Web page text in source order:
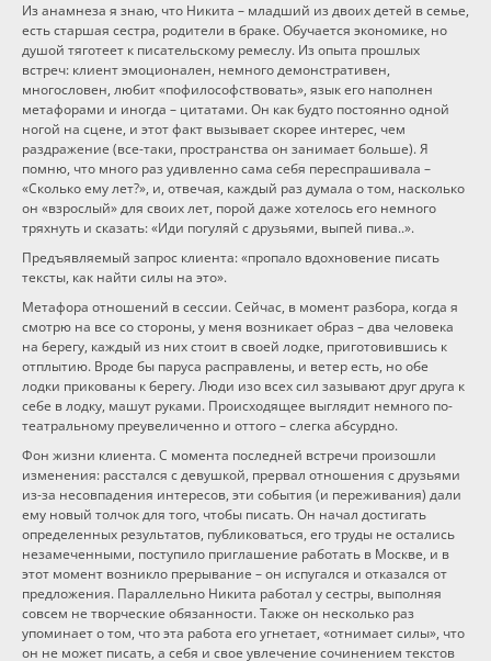
Из анамнеза я знаю, что Никита – младший из двоих детей в семье,
есть старшая сестра, родители в браке. Обучается экономике, но
душой тяготеет к писательскому ремеслу. Из опыта прошлых
встреч: клиент эмоционален, немного демонстративен,
многословен, любит «пофилософствовать», язык его наполнен
метафорами и иногда – цитатами. Он как будто постоянно одной
ногой на сцене, и этот факт вызывает скорее интерес, чем
раздражение (все-таки, пространства он занимает больше). Я
помню, что много раз удивленно сама себя переспрашивала –
«Сколько ему лет?», и, отвечая, каждый раз думала о том, насколько
он «взрослый» для своих лет, порой даже хотелось его немного
тряхнуть и сказать: «Иди погуляй с друзьями, выпей пива..».
Предъявляемый запрос клиента: «пропало вдохновение писать
тексты, как найти силы на это».
Метафора отношений в сессии. Сейчас, в момент разбора, когда я
смотрю на все со стороны, у меня возникает образ – два человека
на берегу, каждый из них стоит в своей лодке, приготовившись к
отплытию. Вроде бы паруса расправлены, и ветер есть, но обе
лодки прикованы к берегу. Люди изо всех сил зазывают друг друга к
себе в лодку, машут руками. Происходящее выглядит немного по-
театральному преувеличенно и оттого – слегка абсурдно.
Фон жизни клиента. С момента последней встречи произошли
изменения: расстался с девушкой, прервал отношения с друзьями
из-за несовпадения интересов, эти события (и переживания) дали
ему новый толчок для того, чтобы писать. Он начал достигать
определенных результатов, публиковаться, его труды не остались
незамеченными, поступило приглашение работать в Москве, и в
этот момент возникло прерывание – он испугался и отказался от
предложения. Параллельно Никита работал у сестры, выполняя
совсем не творческие обязанности. Также он несколько раз
упоминает о том, что эта работа его угнетает, «отнимает силы», что
он не может писать, а себя и свое увлечение сочинением текстов